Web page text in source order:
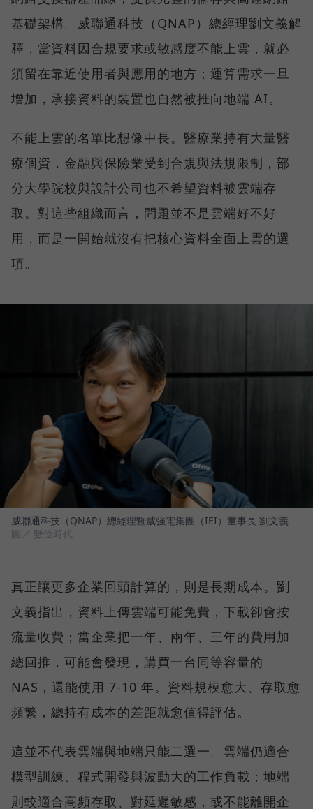
基礎架構。威聯通科技（QNAP）總經理劉文義解
釋，當資料因合規要求或敏感度不能上雲，就必
須留在靠近使用者與應用的地方；運算需求一旦
增加，承接資料的裝置也自然被推向地端 AI。
不能上雲的名單比想像中長。醫療業持有大量醫
療個資，金融與保險業受到合規與法規限制，部
分大學院校與設計公司也不希望資料被雲端存
取。對這些組織而言，問題並不是雲端好不好
用，而是一開始就沒有把核心資料全面上雲的選
項。
威聯通科技（QNAP）總經理暨威強電集團（IEI）董事長 劉文義
圖／ 數位時代
真正讓更多企業回頭計算的，則是長期成本。劉
文義指出，資料上傳雲端可能免費，下載卻會按
流量收費；當企業把一年、兩年、三年的費用加
總回推，可能會發現，購買一台同等容量的
NAS，還能使用 7-10 年。資料規模愈大、存取愈
頻繁，總持有成本的差距就愈值得評估。
這並不代表雲端與地端只能二選一。雲端仍適合
模型訓練、程式開發與波動大的工作負載；地端
則較適合高頻存取、對延遲敏感，或不能離開企